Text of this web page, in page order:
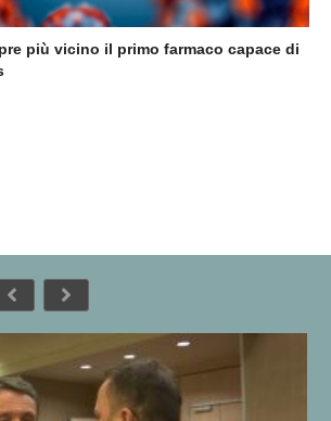
più vicino il primo farmaco capace di